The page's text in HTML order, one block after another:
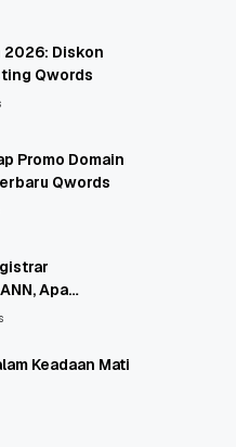
2026: Diskon
Qwords
Promo Domain
Qwords
Apa
Keadaan Mati